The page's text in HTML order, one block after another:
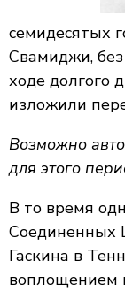
семидесятых
Свамиджи, без
ходе долгого
изложили
Возможно
для этого
В то время
Соединенных
Гаскина в
воплощением